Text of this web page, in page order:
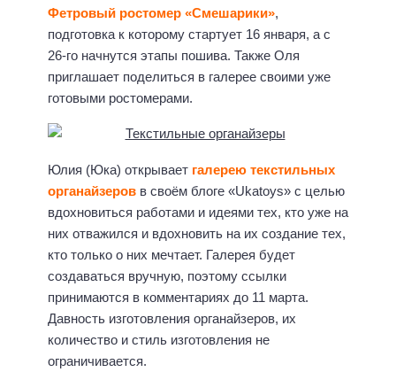
Фетровый ростомер «Смешарики»,
подготовка к которому стартует 16 января, а с
26-го начнутся этапы пошива. Также Оля
приглашает поделиться в галерее своими уже
готовыми ростомерами.
Юлия (Юка) открывает галерею текстильных
органайзеров в своём блоге «Ukatoys» с целью
вдохновиться работами и идеями тех, кто уже на
них отважился и вдохновить на их создание тех,
кто только о них мечтает. Галерея будет
создаваться вручную, поэтому ссылки
принимаются в комментариях до 11 марта.
Давность изготовления органайзеров, их
количество и стиль изготовления не
ограничивается.